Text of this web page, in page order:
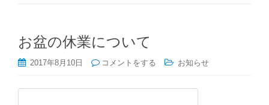
お盆の休業について
2017年8月10日 コメントをする お知らせ